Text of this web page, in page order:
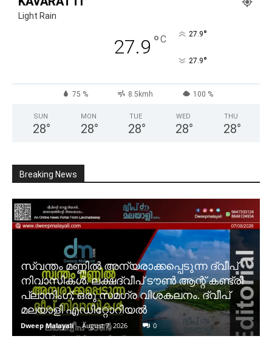
Light Rain
27.9 °C 27.9°
27.9°
75 % 8.5kmh 100 %
SUN
28°
MON
28°
TUE
28°
WED
28°
THU
28°
Breaking News
സ്വന്തം മണ്ണിൽ അന്യരാക്കപ്പെടുന്ന ദ്വീപ്
നിവാസികൾ. ലക്ഷദ്വീപ് ടൗൺ ആന്റ് കണ്ട്രി
പ്ലാനിംഗ്; ഒരു സമഗ്ര വിശകലനം. ദ്വീപ്
മലയാളി എഡിറ്റോറിയൽ
Dweep Malayali - August 7, 2026 0